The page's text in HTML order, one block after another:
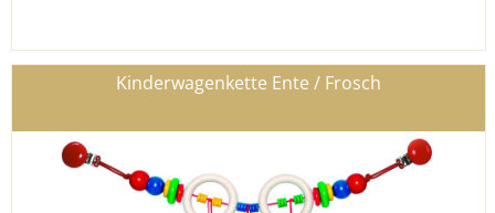
Kinderwagenkette Ente / Frosch